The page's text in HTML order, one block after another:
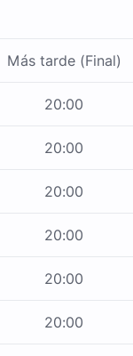
Más tarde (Final)
20:00
20:00
20:00
20:00
20:00
20:00